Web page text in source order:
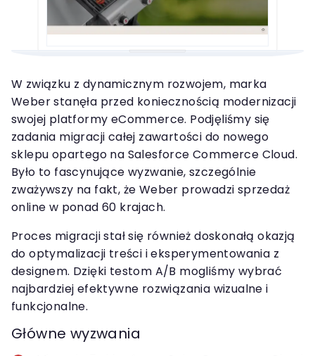
W związku z dynamicznym rozwojem, marka
Weber stanęła przed koniecznością modernizacji
swojej platformy eCommerce. Podjęliśmy się
zadania migracji całej zawartości do nowego
sklepu opartego na Salesforce Commerce Cloud.
Było to fascynujące wyzwanie, szczególnie
zważywszy na fakt, że Weber prowadzi sprzedaż
online w ponad 60 krajach.
Proces migracji stał się również doskonałą okazją
do optymalizacji treści i eksperymentowania z
designem. Dzięki testom A/B mogliśmy wybrać
najbardziej efektywne rozwiązania wizualne i
funkcjonalne.
Główne wyzwania